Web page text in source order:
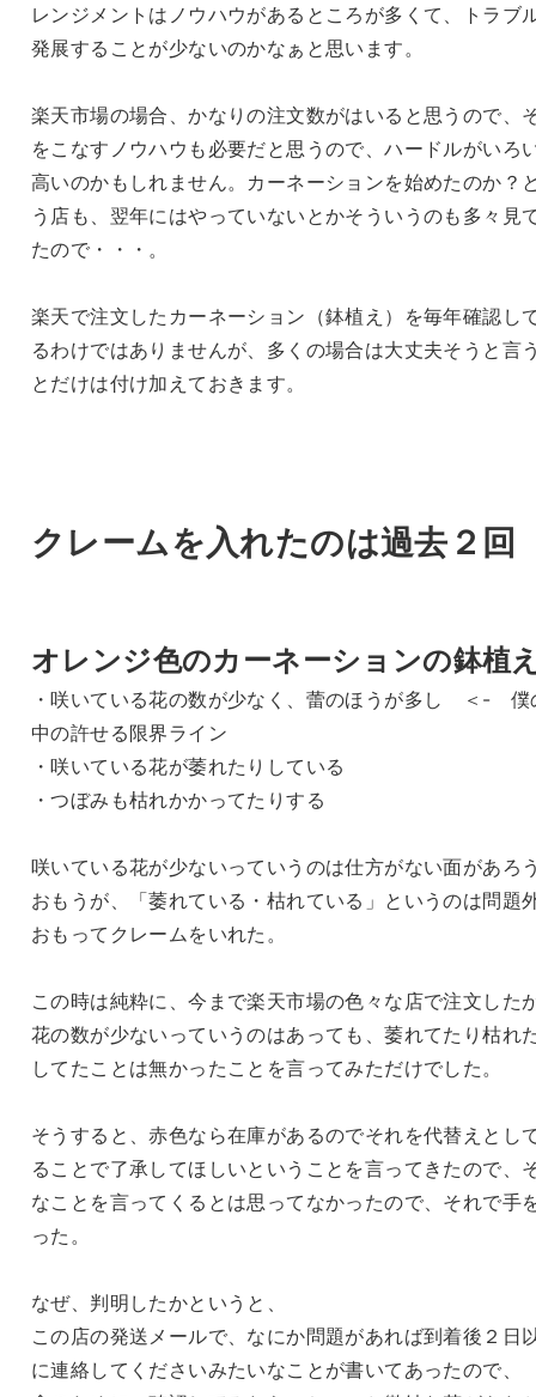
レンジメントはノウハウがあるところが多くて、トラブ
発展することが少ないのかなぁと思います。
楽天市場の場合、かなりの注文数がはいると思うので、
をこなすノウハウも必要だと思うので、ハードルがいろ
高いのかもしれません。カーネーションを始めたのか？
う店も、翌年にはやっていないとかそういうのも多々見
たので・・・。
楽天で注文したカーネーション（鉢植え）を毎年確認し
るわけではありませんが、多くの場合は大丈夫そうと言
とだけは付け加えておきます。
クレームを入れたのは過去２回
オレンジ色のカーネーションの鉢植
・咲いている花の数が少なく、蕾のほうが多し ＜- 僕
中の許せる限界ライン
・咲いている花が萎れたりしている
・つぼみも枯れかかってたりする
咲いている花が少ないっていうのは仕方がない面があろ
おもうが、「萎れている・枯れている」というのは問題
おもってクレームをいれた。
この時は純粋に、今まで楽天市場の色々な店で注文した
花の数が少ないっていうのはあっても、萎れてたり枯れ
してたことは無かったことを言ってみただけでした。
そうすると、赤色なら在庫があるのでそれを代替えとし
ることで了承してほしいということを言ってきたので、
なことを言ってくるとは思ってなかったので、それで手
った。
なぜ、判明したかというと、
この店の発送メールで、なにか問題があれば到着後２日
に連絡してくださいみたいなことが書いてあったので、